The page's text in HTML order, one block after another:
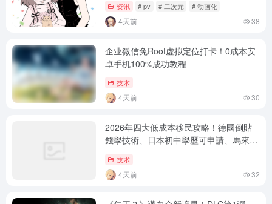
资讯 # pv # 二次元 # 动画化
4天前 38
企业微信免Root虚拟定位打卡！0成本安
卓手机100%成功教程
技术
4天前 30
2026年四大低成本移民攻略！德國倒貼
錢學技術、日本初中學歷可申請、馬來西
居！中介不告訴你的隱藏成本全曝光
技术
4天前 32